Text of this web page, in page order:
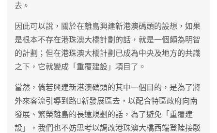
去。
因此可以說，關於在離島興建新港澳碼頭的設想，如果
是根本不存在港珠澳大橋計劃的話，就是一個頗為明智
的計劃；但在港珠澳大橋計劃已成為中央及地方的共識
之下，它就變成「重覆建設」項目了。
當然，倘若興建新港澳碼頭的其中一個目的，是為了將
外來客流引導到路新發展區去，以配合特區政府向南
發展、繁榮離島的長遠規劃的話，為了避免「重覆建
設」，我們也不妨思考以調改港珠澳大橋西端登陸接駁